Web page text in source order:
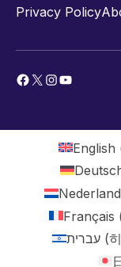
Privacy Policy
Facebook
X Instagram
YouTube
English
Français
עברית (